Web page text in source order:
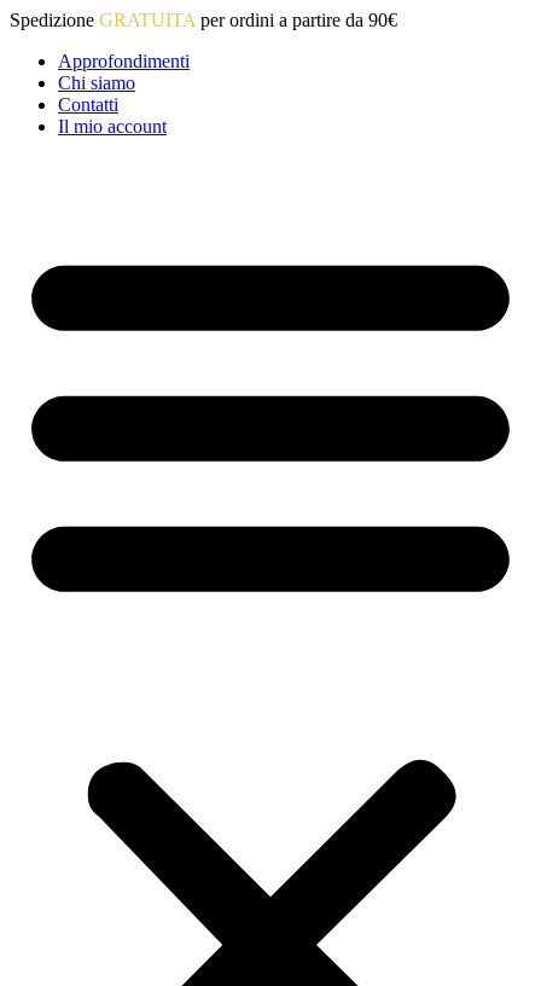
Vai
contenuto
Spedizione GRATUITA per ordini a partire da 90€
Approfondimenti
Chi siamo
Contatti
Il mio account